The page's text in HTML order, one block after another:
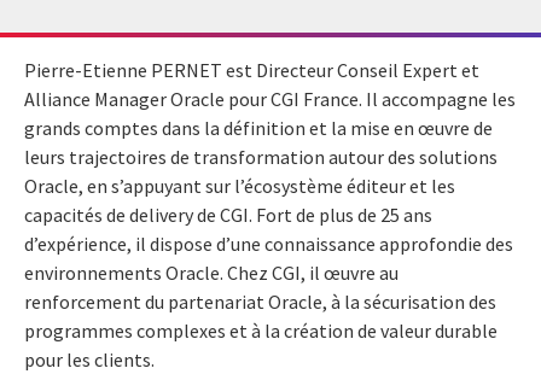
Pierre-Etienne PERNET est DirecteurConseil Expert et
Alliance Manager Oracle pourCGI France. Il accompagne les
grands comptes dans la définition et la mise en œuvre de
leurs trajectoires de transformation autour des solutions
Oracle, en s’appuyant sur l’écosystème éditeur et les
capacités de delivery de CGI. Fort de plus de 25 ans
d’expérience, il dispose d’une connaissance approfondie des
environnements Oracle. Chez CGI, il œuvre au
renforcement du partenariat Oracle, à la sécurisation des
programmes complexes et à la création de valeur durable
pour les clients.